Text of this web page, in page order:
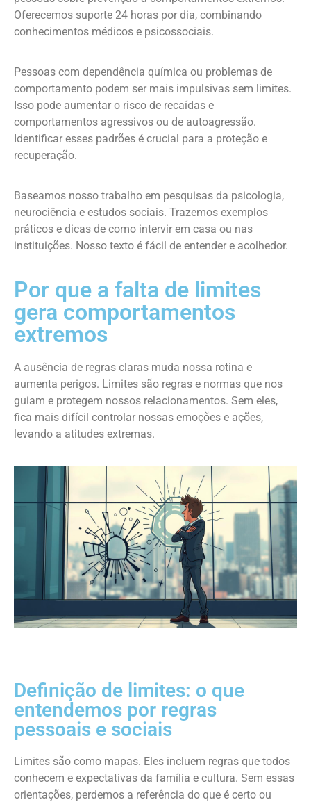
Oferecemos suporte 24 horas por dia, combinando
conhecimentos médicos e psicossociais.
Pessoas com dependência química ou problemas de
comportamento podem ser mais impulsivas sem limites.
Isso pode aumentar o risco de recaídas e
comportamentos agressivos ou de autoagressão.
Identificar esses padrões é crucial para a proteção e
recuperação.
Baseamos nosso trabalho em pesquisas da psicologia,
neurociência e estudos sociais. Trazemos exemplos
práticos e dicas de como intervir em casa ou nas
instituições. Nosso texto é fácil de entender e acolhedor.
Por que a falta de limites
gera comportamentos
extremos
A ausência de regras claras muda nossa rotina e
aumenta perigos. Limites são regras e normas que nos
guiam e protegem nossos relacionamentos. Sem eles,
fica mais difícil controlar nossas emoções e ações,
levando a atitudes extremas.
Definição de limites: o que
entendemos por regras
pessoais e sociais
Limites são como mapas. Eles incluem regras que todos
conhecem e expectativas da família e cultura. Sem essas
orientações, perdemos a referência do que é certo ou